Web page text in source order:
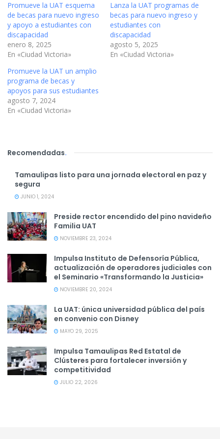
Promueve la UAT esquema
de becas para nuevo ingreso
y apoyo a estudiantes con
discapacidad
enero 8, 2025
En «Ciudad Victoria»
Lanza la UAT programas de
becas para nuevo ingreso y
estudiantes con
discapacidad
agosto 5, 2025
En «Ciudad Victoria»
Promueve la UAT un amplio
programa de becas y
apoyos para sus estudiantes
agosto 7, 2024
En «Ciudad Victoria»
Recomendadas.
Tamaulipas listo para una jornada electoral en paz y
segura
JUNIO 1, 2024
Preside rector encendido del pino navideño
Familia UAT
NOVIEMBRE 23, 2024
Impulsa Instituto de Defensoría Pública,
actualización de operadores judiciales con
el Seminario «Transformando la Justicia»
NOVIEMBRE 20, 2024
La UAT: única universidad pública del país
en convenio con Disney
MAYO 29, 2025
Impulsa Tamaulipas Red Estatal de
Clústeres para fortalecer inversión y
competitividad
JULIO 22, 2026